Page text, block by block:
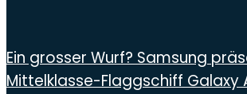
Ein grosser Wurf? Samsung
Mittelklasse-Flaggschiff Galaxy